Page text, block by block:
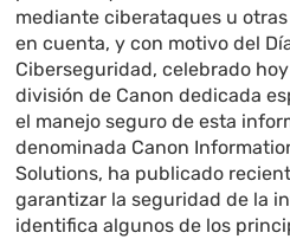
mediante ciberataques u
en cuenta, y con motivo del
Ciberseguridad, celebrado
división de Canon dedicada
el manejo seguro de esta
denominada Canon
Solutions, ha publicado
garantizar la seguridad de la
identifica algunos de los